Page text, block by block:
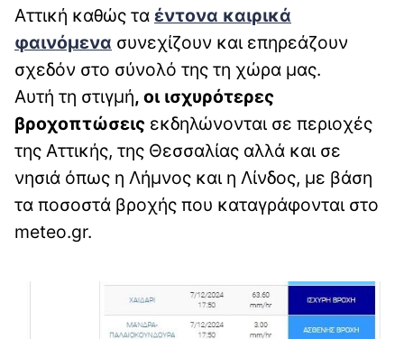
Αττική καθώς τα έντονα καιρικά
φαινόμενα συνεχίζουν και επηρεάζουν
σχεδόν στο σύνολό της τη χώρα μας.
Αυτή τη στιγμή, οι ισχυρότερες
βροχοπτώσεις εκδηλώνονται σε περιοχές
της Αττικής, της Θεσσαλίας αλλά και σε
νησιά όπως η Λήμνος και η Λίνδος, με βάση
τα ποσοστά βροχής που καταγράφονται στο
meteo.gr.